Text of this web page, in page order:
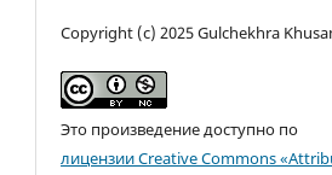
Copyright (c) 2025 Gulchekhra
Это произведение доступно по
лицензии Creative Commons